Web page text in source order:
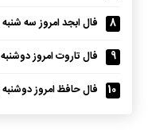
8
فال ابجد امروز سه شنبه 5 اسفند 1404؛ رمز آرامش
9
فال تاروت امروز دوشنبه 4 اسفند 1404؛ انرژی های مثبت اسفند
10
فال حافظ امروز دوشنبه 4 اسفند 1404 + تفسیر